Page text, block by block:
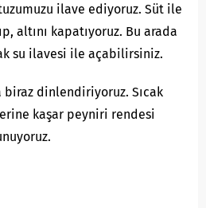
ilave ediyoruz. Süt ile
altını kapatıyoruz. Bu arada
su ilavesi ile açabilirsiniz.
biraz dinlendiriyoruz. Sıcak
kaşar peyniri rendesi